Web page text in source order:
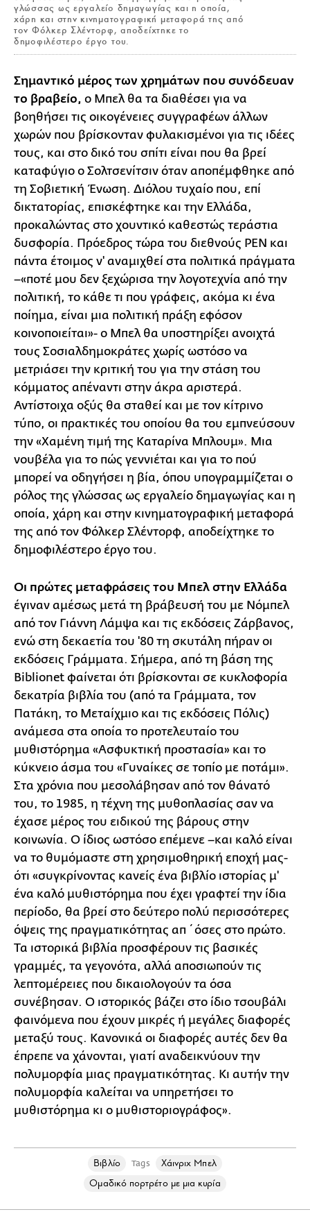
γλώσσας ως εργαλείο δημαγωγίας και η οποία,
χάρη και στην κινηματογραφική μεταφορά της από
τον Φόλκερ Σλέντορφ, αποδείχτηκε το
δημοφιλέστερο έργο του.
Σημαντικό μέρος των χρημάτων που συνόδευαν
το βραβείο, ο Μπελ θα τα διαθέσει για να
βοηθήσει τις οικογένειες συγγραφέων άλλων
χωρών που βρίσκονταν φυλακισμένοι για τις ιδέες
τους, και στο δικό του σπίτι είναι που θα βρεί
καταφύγιο ο Σολτσενίτσιν όταν αποπέμφθηκε από
τη Σοβιετική Ένωση. Διόλου τυχαίο που, επί
δικτατορίας, επισκέφτηκε και την Ελλάδα,
προκαλώντας στο χουντικό καθεστώς τεράστια
δυσφορία. Πρόεδρος τώρα του διεθνούς PEN και
πάντα έτοιμος ν' αναμιχθεί στα πολιτικά πράγματα
–«ποτέ μου δεν ξεχώρισα την λογοτεχνία από την
πολιτική, το κάθε τι που γράφεις, ακόμα κι ένα
ποίημα, είναι μια πολιτική πράξη εφόσον
κοινοποιείται»- ο Μπελ θα υποστηρίξει ανοιχτά
τους Σοσιαλδημοκράτες χωρίς ωστόσο να
μετριάσει την κριτική του για την στάση του
κόμματος απέναντι στην άκρα αριστερά.
Αντίστοιχα οξύς θα σταθεί και με τον κίτρινο
τύπο, οι πρακτικές του οποίου θα του εμπνεύσουν
την «Χαμένη τιμή της Καταρίνα Μπλουμ». Μια
νουβέλα για το πώς γεννιέται και για το πού
μπορεί να οδηγήσει η βία, όπου υπογραμμίζεται ο
ρόλος της γλώσσας ως εργαλείο δημαγωγίας και η
οποία, χάρη και στην κινηματογραφική μεταφορά
της από τον Φόλκερ Σλέντορφ, αποδείχτηκε το
δημοφιλέστερο έργο του.
Οι πρώτες μεταφράσεις του Μπελ στην Ελλάδα
έγιναν αμέσως μετά τη βράβευσή του με Νόμπελ
από τον Γιάννη Λάμψα και τις εκδόσεις Ζάρβανος,
ενώ στη δεκαετία του '80 τη σκυτάλη πήραν οι
εκδόσεις Γράμματα. Σήμερα, από τη βάση της
Biblionet φαίνεται ότι βρίσκονται σε κυκλοφορία
δεκατρία βιβλία του (από τα Γράμματα, τον
Πατάκη, το Μεταίχμιο και τις εκδόσεις Πόλις)
ανάμεσα στα οποία το προτελευταίο του
μυθιστόρημα «Ασφυκτική προστασία» και το
κύκνειο άσμα του «Γυναίκες σε τοπίο με ποτάμι».
Στα χρόνια που μεσολάβησαν από τον θάνατό
του, το 1985, η τέχνη της μυθοπλασίας σαν να
έχασε μέρος του ειδικού της βάρους στην
κοινωνία. Ο ίδιος ωστόσο επέμενε –και καλό είναι
να το θυμόμαστε στη χρησιμοθηρική εποχή μας-
ότι «συγκρίνοντας κανείς ένα βιβλίο ιστορίας μ'
ένα καλό μυθιστόρημα που έχει γραφτεί την ίδια
περίοδο, θα βρεί στο δεύτερο πολύ περισσότερες
όψεις της πραγματικότητας απ΄ όσες στο πρώτο.
Τα ιστορικά βιβλία προσφέρουν τις βασικές
γραμμές, τα γεγονότα, αλλά αποσιωπούν τις
λεπτομέρειες που δικαιολογούν τα όσα
συνέβησαν. Ο ιστορικός βάζει στο ίδιο τσουβάλι
φαινόμενα που έχουν μικρές ή μεγάλες διαφορές
μεταξύ τους. Κανονικά οι διαφορές αυτές δεν θα
έπρεπε να χάνονται, γιατί αναδεικνύουν την
πολυμορφία μιας πραγματικότητας. Κι αυτήν την
πολυμορφία καλείται να υπηρετήσει το
μυθιστόρημα κι ο μυθιστοριογράφος».
Βιβλίο Tags
Χάινριχ Μπελ
Ομαδικό πορτρέτο με μια κυρία